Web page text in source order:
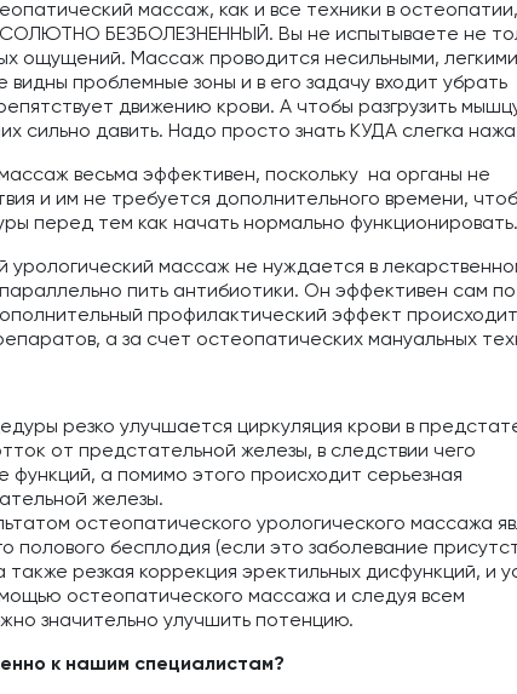
массаж, как и все техники в остеопатии,
БЕЗБОЛЕЗНЕННЫЙ. Вы не испытываете не
ощущений. Массаж проводится несильными, легкими
видны проблемные зоны и в его задачу входит убрать
движению крови. А чтобы разгрузить
сильно давить. Надо просто знать КУДА слегка
весьма эффективен, поскольку на органы не
и им не требуется дополнительного времени,
перед тем как начать нормально функционировать.
массаж не нуждается в
пить антибиотики. Он эффективен сам
профилактический эффект
а за счет остеопатических мануальных
резко улучшается циркуляция крови в
от предстательной железы, в следствии чего
функций, а помимо этого происходит серьезная
железы.
остеопатического урологического массажа
полового бесплодия (если это заболевание
резкая коррекция эректильных дисфункций, и
остеопатического массажа и следуя всем
значительно улучшить потенцию.
к нашим специалистам?